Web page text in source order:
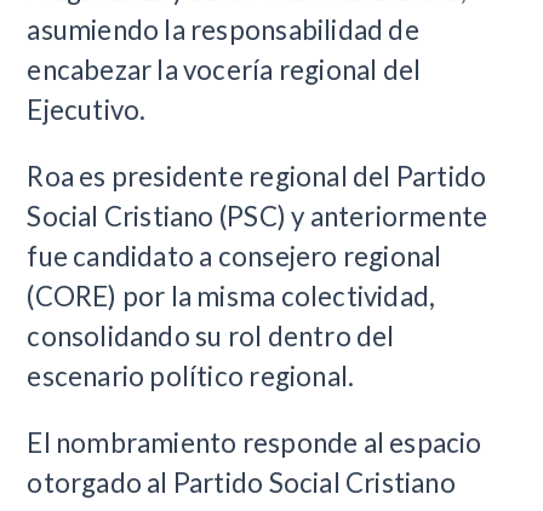
asumiendo la responsabilidad de
encabezar la vocería regional del
Ejecutivo.
Roa es presidente regional del Partido
Social Cristiano (PSC) y anteriormente
fue candidato a consejero regional
(CORE) por la misma colectividad,
consolidando su rol dentro del
escenario político regional.
El nombramiento responde al espacio
otorgado al Partido Social Cristiano